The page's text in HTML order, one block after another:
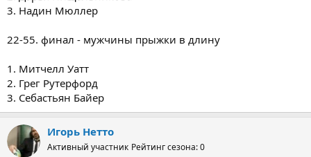
3. Надин Мюллер
22-55. финал - мужчины прыжки в длину
1. Митчелл Уатт
2. Грег Рутерфорд
3. Себастьян Байер
Игорь Нетто
Активный участник Рейтинг сезона: 0